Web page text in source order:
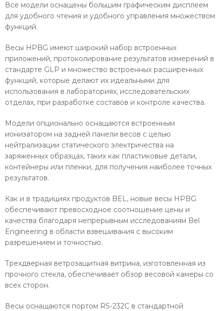
Все модели оснащены большим графическим дисплеем
для удобного чтения и удобного управления множеством
функций.
Весы HPBG имеют широкий набор встроенных
приложений, протоколирование результатов измерений в
стандарте GLP и множество встроенных расширенных
функций, которые делают их идеальными для
использования в лабораториях, исследовательских
отделах, при разработке составов и контроле качества.
Модели опционально оснащаются встроенным
ионизатором на задней панели весов с целью
нейтрализации статического электричества на
заряженных образцах, таких как пластиковые детали,
контейнеры или пленки, для получения наиболее точных
результатов.
Как и в традициях продуктов BEL, новые весы HPBG
обеспечивают превосходное соотношение цены и
качества благодаря непрерывным исследованиям Bel
Engineering в области взвешивания с высоким
разрешением и точностью.
Трехдверная ветрозащитная витрина, изготовленная из
прочного стекла, обеспечивает обзор весовой камеры со
всех сторон.
Весы оснащаются портом RS-232C в стандартной